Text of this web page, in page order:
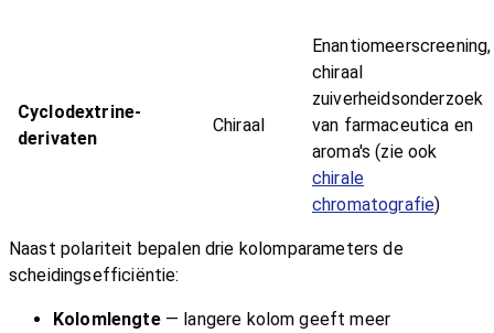
Cyclodextrine-
derivaten
Chiraal
Enantiomeerscreening,
chiraal
zuiverheidsonderzoek
van farmaceutica en
aroma's (zie ook
chirale
chromatografie)
Naast polariteit bepalen drie kolomparameters de
scheidingsefficiëntie:
Kolomlengte— langere kolom geeft meer